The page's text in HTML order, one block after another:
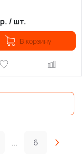
р. / шт.
В корзину
... 6